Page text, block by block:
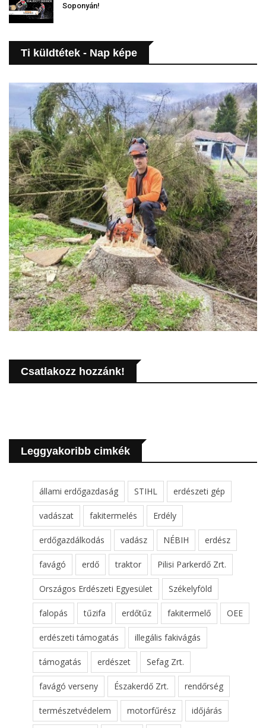
Soponyán!
Ti küldtétek - Nap képe
Csatlakozz hozzánk!
Leggyakoribb cimkék
állami erdőgazdaság STIHL erdészeti gép
vadászat fakitermelés Erdély
erdőgazdálkodás vadász NÉBIH erdész
favágó erdő traktor Pilisi Parkerdő Zrt.
Országos Erdészeti Egyesület Székelyföld
falopás tűzifa erdőtűz fakitermelő OEE
erdészeti támogatás illegális fakivágás
támogatás erdészet Sefag Zrt.
favágó verseny Északerdő Zrt. rendőrség
természetvédelem motorfűrész időjárás